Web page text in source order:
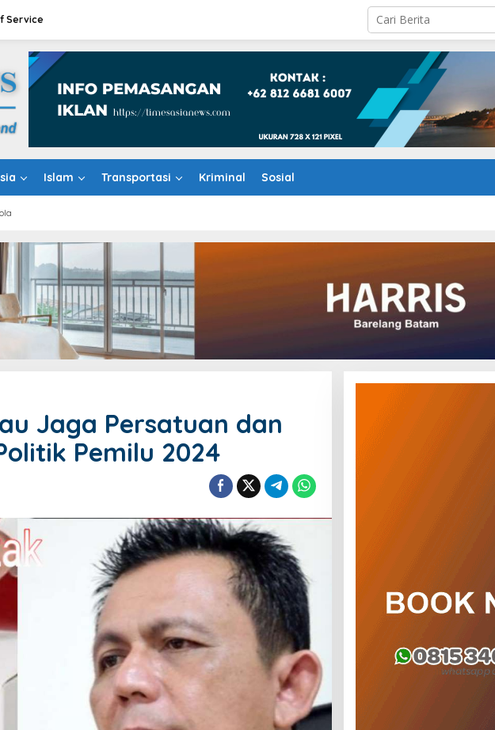
Service
Islam Transportasi Kriminal Sosial
Jaga Persatuan dan
Pemilu 2024